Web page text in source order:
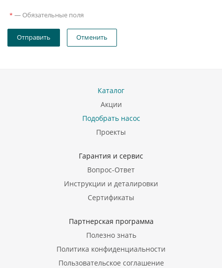
* — Обязательные поля
Отправить Отменить
Каталог
Акции
Подобрать насос
Проекты
Гарантия и сервис
Вопрос-Ответ
Инструкции и деталировки
Сертификаты
Партнерская программа
Полезно знать
Политика конфиденциальности
Пользовательское соглашение